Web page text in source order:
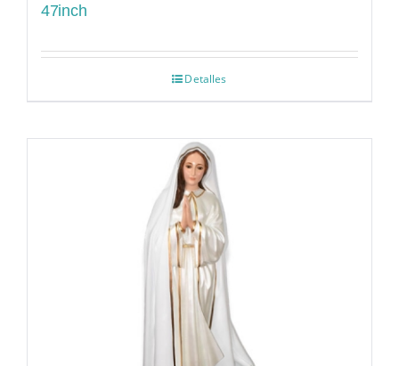
47inch
Detalles